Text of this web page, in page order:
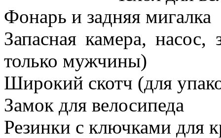
Фонарь и задняя мигалка
Запасная камера, насос,
только мужчины)
Широкий скотч (для
Замок для велосипеда
Резинки с ключками для